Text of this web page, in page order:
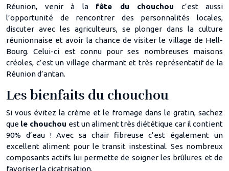
Réunion, venir à la fête du chouchou c’est aussi
l’opportunité de rencontrer des personnalités locales,
discuter avec les agriculteurs, se plonger dans la culture
réunionnaise et avoir la chance de visiter le village de Hell-
Bourg. Celui-ci est connu pour ses nombreuses maisons
créoles, c’est un village charmant et très représentatif de la
Réunion d’antan.
Les bienfaits du chouchou
Si vous évitez la crème et le fromage dans le gratin, sachez
que le chouchou est un aliment très diététique car il contient
90% d’eau ! Avec sa chair fibreuse c’est également un
excellent aliment pour le transit instestinal. Ses nombreux
composants actifs lui permette de soigner les brûlures et de
favoriser la cicatrisation.